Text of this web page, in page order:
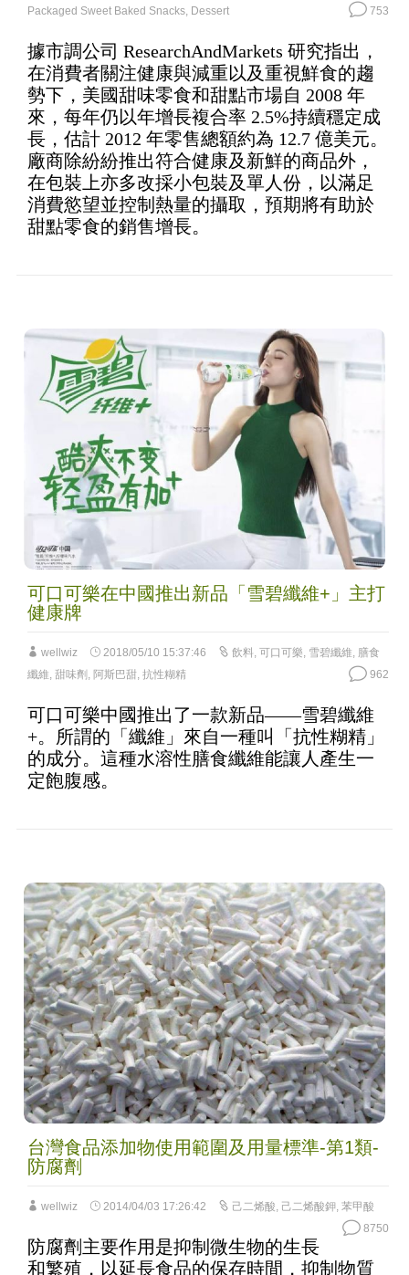
Packaged Sweet Baked Snacks, Dessert 753
據市調公司 ResearchAndMarkets 研究指出，
在消費者關注健康與減重以及重視鮮食的趨
勢下，美國甜味零食和甜點市場自 2008 年
來，每年仍以年增長複合率 2.5%持續穩定成
長，估計 2012 年零售總額約為 12.7 億美元。
廠商除紛紛推出符合健康及新鮮的商品外，
在包裝上亦多改採小包裝及單人份，以滿足
消費慾望並控制熱量的攝取，預期將有助於
甜點零食的銷售增長。
可口可樂在中國推出新品「雪碧纖維+」主打
健康牌
wellwiz 2018/05/10 15:37:46 飲料, 可口可樂, 雪碧纖維, 膳食
纖維, 甜味劑 , 阿斯巴甜, 抗性糊精 962
可口可樂中國推出了一款新品——雪碧纖維
+。所謂的「纖維」來自一種叫「抗性糊精」
的成分。這種水溶性膳食纖維能讓人產生一
定飽腹感。
台灣食品添加物使用範圍及用量標準-第1類-
防腐劑
wellwiz 2014/04/03 17:26:42 己二烯酸, 己二烯酸鉀, 苯甲酸
8750
防腐劑主要作用是抑制微生物的生長
和繁殖，以延長食品的保存時間，抑制物質